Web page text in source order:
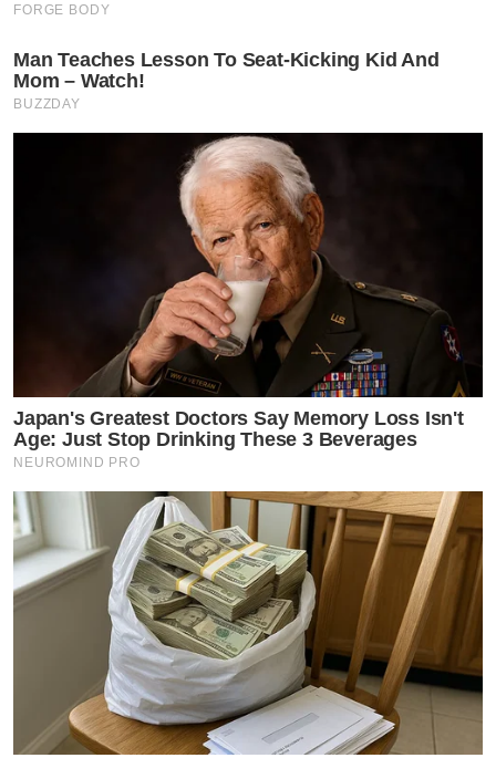
FORGE BODY
Man Teaches Lesson To Seat-Kicking Kid And
Mom – Watch!
BUZZDAY
Japan's Greatest Doctors Say Memory Loss Isn't
Age: Just Stop Drinking These 3 Beverages
NEUROMIND PRO